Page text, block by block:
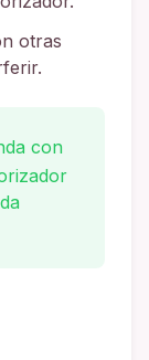
otras
con